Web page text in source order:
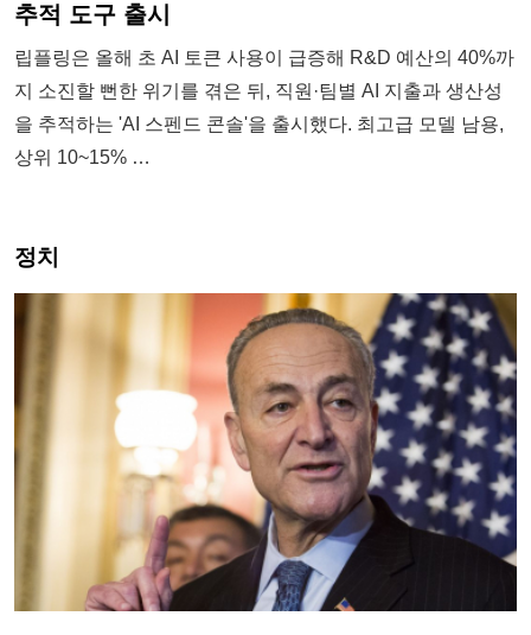
추적 도구 출시
립플링은 올해 초 AI 토큰 사용이 급증해 R&D 예산의 40%까
지 소진할 뻔한 위기를 겪은 뒤, 직원·팀별 AI 지출과 생산성
을 추적하는 'AI 스펜드 콘솔'을 출시했다. 최고급 모델 남용,
상위 10~15% …
정치